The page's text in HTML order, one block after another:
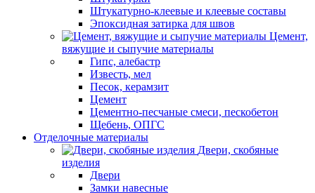
Штукатурно-клеевые и клеевые составы
Эпоксидная затирка для швов
Цемент,
вяжущие и сыпучие материалы
Гипс, алебастр
Известь, мел
Песок, керамзит
Цемент
Цементно-песчаные смеси, пескобетон
Щебень, ОПГС
Отделочные материалы
Двери, скобяные
изделия
Двери
Замки навесные